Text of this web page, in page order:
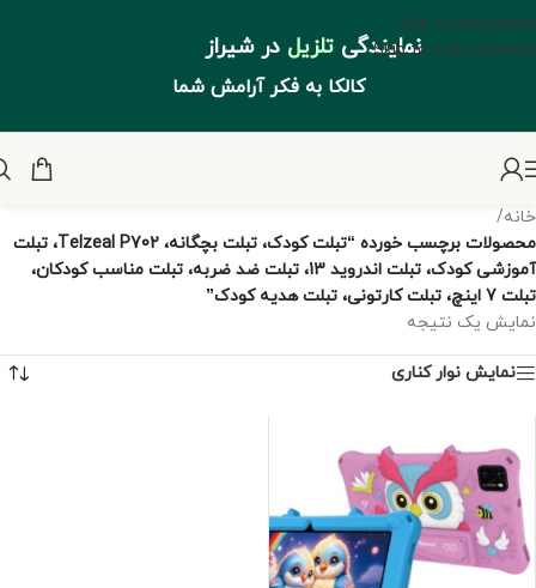
Skip to navigation
Skip to main content
نمایندگی تلزیل در شیراز
کالکا به فکر آرامش شما
خانه/
محصولات برچسب خورده “تبلت کودک، تبلت بچگانه، Telzeal P702، تبلت
آموزشی کودک، تبلت اندروید 13، تبلت ضد ضربه، تبلت مناسب کودکان،
تبلت 7 اینچ، تبلت کارتونی، تبلت هدیه کودک”
نمایش یک نتیجه
نمایش نوار کناری